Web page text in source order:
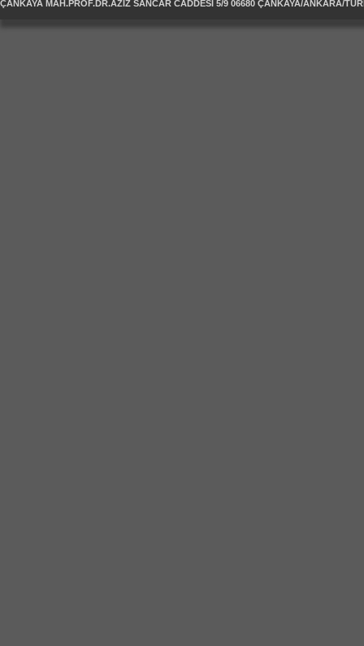
ÇANKAYA MAH.PROF.DR.AZİZ SANCAR CADDESİ 5/9 06680 ÇANKAYA/ANKARA/